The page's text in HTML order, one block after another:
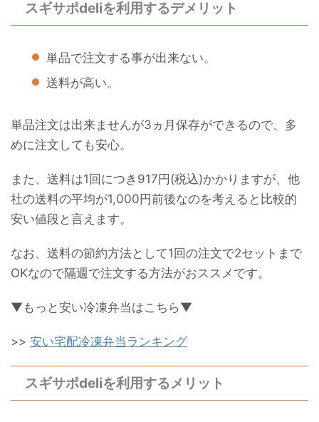
スギサポdeliを利用するデメリット
単品で注文する事が出来ない。
送料が高い。
単品注文は出来ませんが3ヵ月保存ができるので、多
めに注文しても安心。
また、送料は1回につき917円(税込)かかりますが、他
社の送料の平均が1,000円前後なのを考えると比較的
安い値段と言えます。
なお、送料の節約方法として1回の注文で2セットまで
OKなので隔週で注文する方法がおススメです。
▼もっと安い冷凍弁当はこちら▼
>> 安い宅配冷凍弁当ランキング
スギサポdeliを利用するメリット